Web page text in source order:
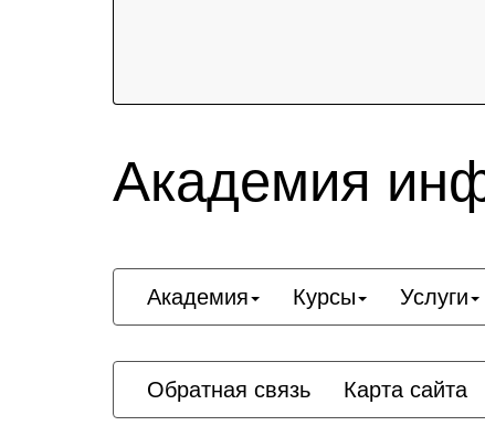
Академия
Академия Курсы Услуги
Обратная связь Карта сайта